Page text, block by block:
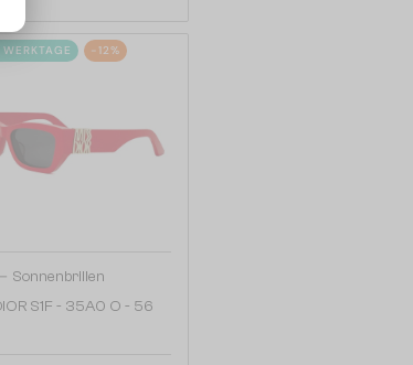
-12%
Sonnenbrillen
S1F - 35A0 O - 56